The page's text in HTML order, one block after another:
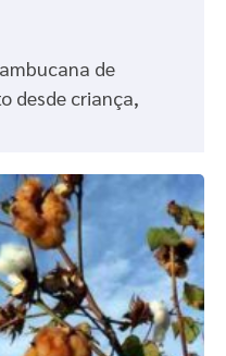
de
desde criança,